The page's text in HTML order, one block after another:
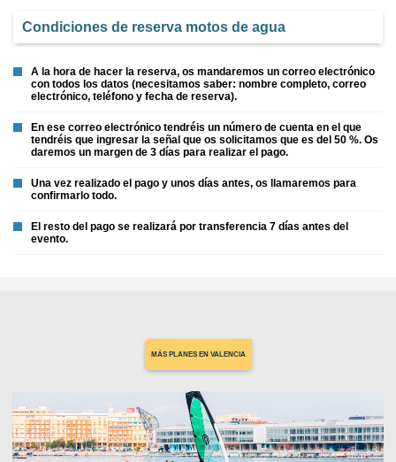
Condiciones de reserva motos de agua
A la hora de hacer la reserva, os mandaremos un correo electrónico
con todos los datos (necesitamos saber: nombre completo, correo
electrónico, teléfono y fecha de reserva).
En ese correo electrónico tendréis un número de cuenta en el que
tendréis que ingresar la señal que os solicitamos que es del 50 %. Os
daremos un margen de 3 días para realizar el pago.
Una vez realizado el pago y unos días antes, os llamaremos para
confirmarlo todo.
El resto del pago se realizará por transferencia 7 días antes del
evento.
MÁS PLANES EN VALENCIA